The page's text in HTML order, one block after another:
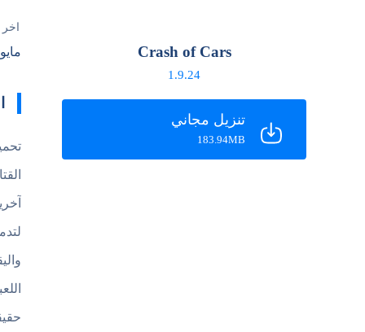
Crash of Cars
1.9.24
تنزيل مجاني
183.94MB
مايو 30, 2026